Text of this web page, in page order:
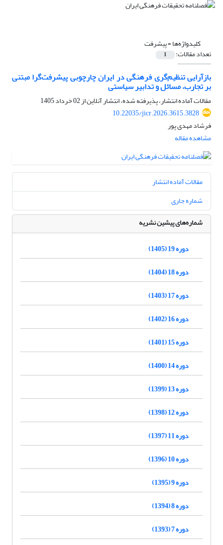
کلیدواژه‌ها =پیشرفت
تعداد مقالات: 1
بازآرایی تنظیم‌گری فرهنگی در ایران چارچوبی پیشرفت‌گرا مبتنی
بر تجارب، مسائل و تدابیر سیاستی
مقالات آماده انتشار، پذیرفته شده، انتشار آنلاین از02 خرداد 1405
10.22035/jicr.2026.3615.3828
فرشاد مهدی پور
مشاهده مقاله
مقالات آماده انتشار
شماره جاری
شماره‌های پیشین نشریه
دوره 19 (1405)
دوره 18 (1404)
دوره 17 (1403)
دوره 16 (1402)
دوره 15 (1401)
دوره 14 (1400)
دوره 13 (1399)
دوره 12 (1398)
دوره 11 (1397)
دوره 10 (1396)
دوره 9 (1395)
دوره 8 (1394)
دوره 7 (1393)